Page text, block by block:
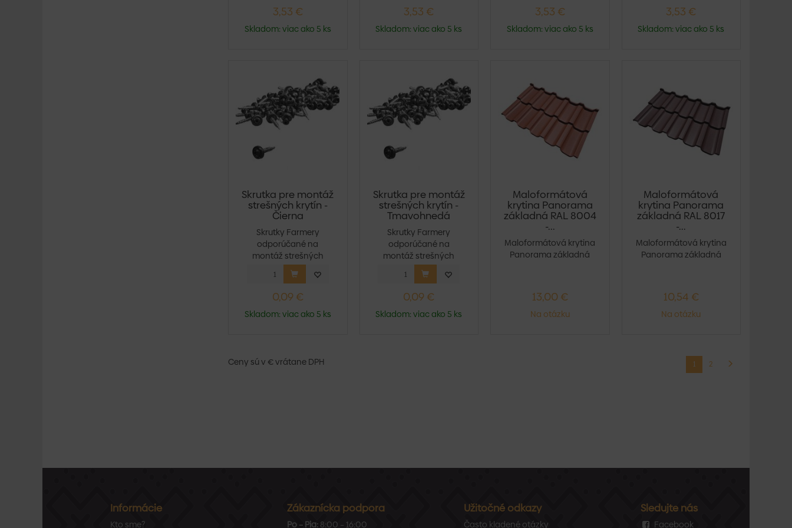
3,53 €
Skladom: viac ako 5 ks
3,53 €
Skladom: viac ako 5 ks
3,53 €
Skladom: viac ako 5 ks
3,53 €
Skladom: viac ako 5 ks
Skrutka pre montáž
strešných krytín -
Čierna
Skrutky Farmery
odporúčané na
montáž strešných
krytín. Skrut...
0,09 €
Skladom: viac ako 5 ks
Skrutka pre montáž
strešných krytín -
Tmavohnedá
Skrutky Farmery
odporúčané na
montáž strešných
krytín. Skrut...
0,09 €
Skladom: viac ako 5 ks
Maloformátová
krytina Panorama
základná RAL 8004
-...
Maloformátová krytina
Panorama základná
13,00 €
Na otázku
Maloformátová
krytina Panorama
základná RAL 8017
-...
Maloformátová krytina
Panorama základná
10,54 €
Na otázku
Ceny sú v € vrátane DPH 1 2
Informácie
Kto sme?
Zákaznícka podpora
Po – Pia: 8:00 – 16:00
Užitočné odkazy
Často kladené otázky
Sledujte nás
Facebook